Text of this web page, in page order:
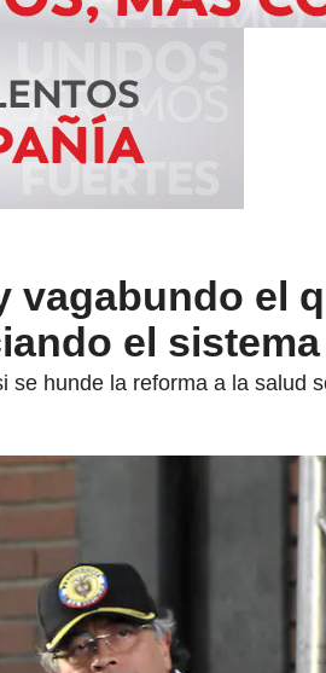
vagabundo el
el
hunde la reforma a la salud